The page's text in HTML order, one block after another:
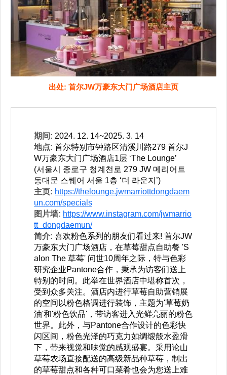
出处: 首尔JW万豪东大门广场酒店主页
期间: 2024. 12. 14~2025. 3. 14
地点: 首尔特别市钟路区清溪川路279 首尔J
W万豪东大门广场酒店1层 ‘The Lounge’
(서울시 종로구 청계천로 279 JW 메리어트
동대문 스퀘어 서울 1층 ‘더 라운지’)
主页: https://thelounge.jwmarriottdongdaem
un.com/specials
图片墙: https://www.instagram.com/jwmarrio
tt_dongdaemun/
简介: 喜欢粉色系列的朋友们看过来! 首尔JW
万豪东大门广场酒店，在草莓甜点自助餐 'S
alon The 草莓' 问世10周年之际，特与色彩
研究企业Pantone合作，秉承为访客们送上
特别的时间。此举在世界酒店中堪称首次，
受到众多关注。酒店内进行草莓自助营销展
的空间以粉色格调进行装饰，主题为'草莓奶
油'和'粉色饮品'，带访客进入光鲜亮丽的粉色
世界。此外，与Pantone合作设计的色彩快
闪区间，粉色光泽的巧克力如绸缎般水盈滑
下，带来视觉和味觉的感观盛宴。采用论山
草莓农场直接配送的高级新品种草莓，制出
的草莓甜点和各种可口菜肴也会为您送上难